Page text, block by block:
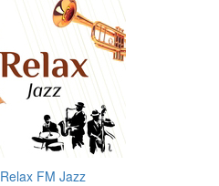
Relax FM Jazz